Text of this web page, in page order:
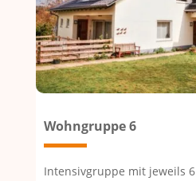
Wohngruppe 6
Intensivgruppe mit jeweils 6